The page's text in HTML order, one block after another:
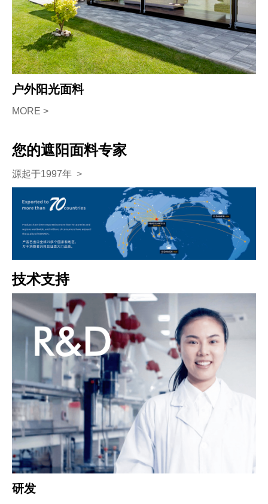
户外阳光面料
MORE >
您的遮阳面料专家
源起于1997年 >
技术支持
研发